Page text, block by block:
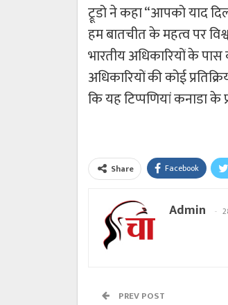
ट्रूडो ने कहा “आपको याद
हम बातचीत के महत्व पर
भारतीय अधिकारियों के पास
अधिकारियों की कोई
कि यह टिप्पणियां कनाडा के
Share Facebook
Admin
PREV POST